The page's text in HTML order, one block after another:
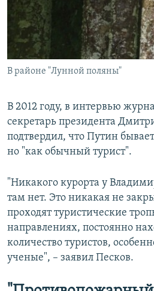
В районе "Лунной поляны"
В 2012 году, в интервью
секретарь президента
подтвердил, что Путин
но "как обычный турист".
"Никакого курорта у
там нет. Это никакая не
проходят туристические
направлениях, постоянно
количество туристов,
ученые", – заявил Песков.